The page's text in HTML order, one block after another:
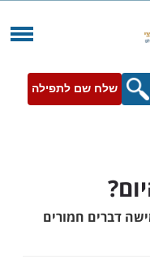
שלח שם לתפילה